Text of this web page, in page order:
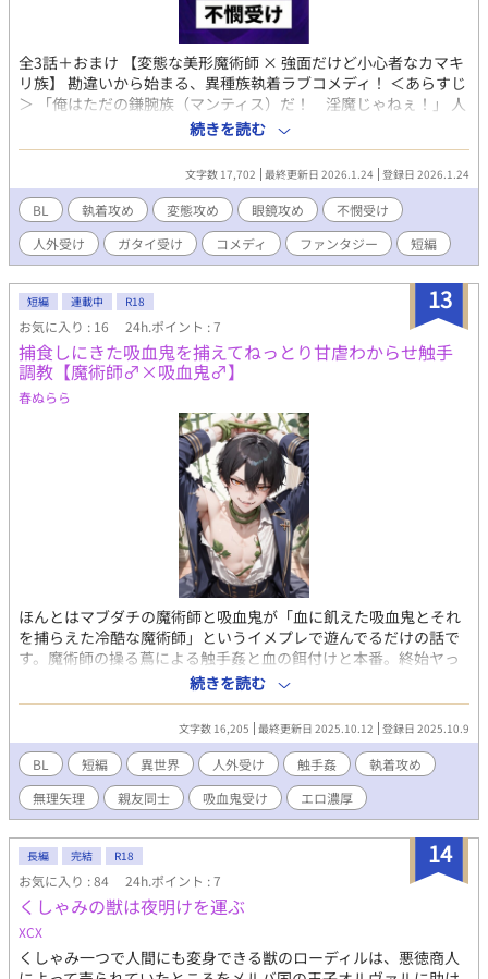
全3話＋おまけ 【変態な美形魔術師 × 強面だけど小心者なカマキ
リ族】 勘違いから始まる、異種族執着ラブコメディ！ ＜あらすじ
＞ 「俺はただの鎌腕族（マンティス）だ！ 淫魔じゃねぇ！」 人
相の悪い下級魔族・キールは、路地裏で食事（蛾の精気を摂取）
中に、治安維持局の特級魔術師・メディオルに拘束されてしま
う。 「連続吸精事件の犯人である淫魔だ」と決めつけられたキー
ルは、尋問室で執拗な「身体検査」を受けることに。 しかし、メ
ディオルはただのエリート魔術師ではなかった。 彼は「極限まで
無駄を削ぎ落とした機能美」を愛する、重度の骨格フェチだった
のだ！ 「あえてガリガリの昆虫人間に化けて誘惑するとは……な
んと高度なハニートラップ」 「化けてない！ これが素顔だ！」
「素顔……？ つまり、この奇跡的な造形美が天然だと……？」
「（あ、目がヤバい）」 誤解が解けたと思った時にはもう遅い。
【注意事項】 ※本作は、作者が考案したプロット・キャラクター
設定を元に、文章作成の補助として生成AIを使用しています。細
部の修正や加筆は作者が行っています。
続きを読む
文字数 17,702 最終更新日 2026.1.24 登録日 2026.1.24
BL 執着攻め 変態攻め 眼鏡攻め
不憫受け
人外受け
ガタイ受け コメディ ファンタジー 短編
13
短編 連載中 R18
お気に入り : 16 24h.ポイント : 7
捕食しにきた吸血鬼を捕えてねっとり甘虐わからせ触手
調教【魔術師♂×吸血鬼♂】
春ぬらら
ほんとはマブダチの魔術師と吸血鬼が「血に飢えた吸血鬼とそれ
を捕らえた冷酷な魔術師」というイメプレで遊んでるだけの話で
す。魔術師の操る蔦による触手姦と血の餌付けと本番。終始ヤっ
てるだけです。実用性重視。※同意ありです。全4話/4日連続投稿
（10/9-12）。追記（10/22）意外と見てもらえたので、前日譚で
ちらっと出てるシナリオで、左右固定の主従反転を書こうと思い
ます。書けたら続きに繋げます。
続きを読む
文字数 16,205 最終更新日 2025.10.12 登録日 2025.10.9
BL 短編 異世界 人外受け 触手姦
執着攻め
無理矢理
親友同士 吸血鬼受け エロ濃厚
14
長編 完結 R18
お気に入り : 84 24h.ポイント : 7
くしゃみの獣は夜明けを運ぶ
XCX
くしゃみ一つで人間にも変身できる獣のローディルは、悪徳商人